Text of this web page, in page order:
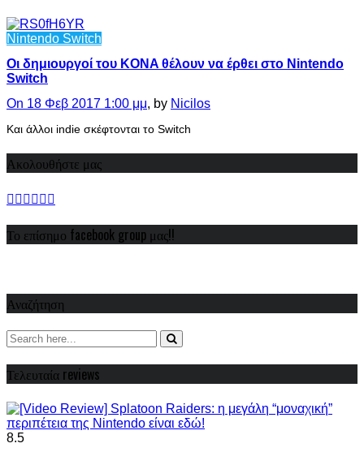
Nintendo Switch
Οι δημιουργοί του KONA θέλουν να έρθει στο Nintendo
Switch
On 18 Φεβ 2017 1:00 μμ, by Nicilos
Και άλλοι indie σκέφτονται το Switch
Ακολουθήστε μας
Το επίσημο facebook group μας!!
Αναζήτηση
Τελευταία reviews
8.5